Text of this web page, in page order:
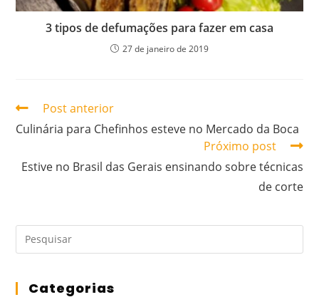
3 tipos de defumações para fazer em casa
27 de janeiro de 2019
Post anterior
Culinária para Chefinhos esteve no Mercado da Boca
Próximo post
Estive no Brasil das Gerais ensinando sobre técnicas
de corte
Categorias